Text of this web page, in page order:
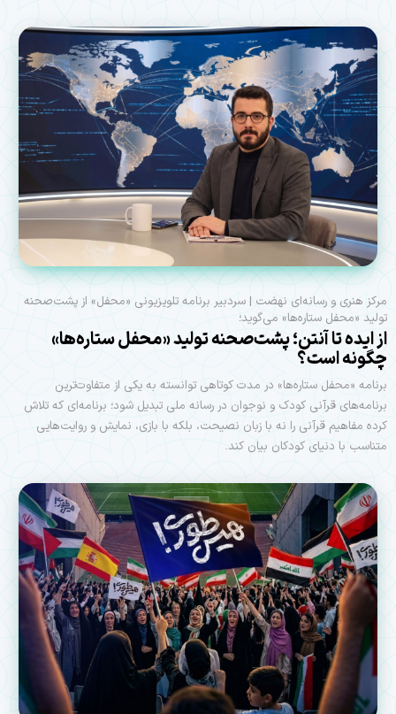
مرکز هنری و رسانه‌ای نهضت | سردبیر برنامه تلویزیونی «محفل» از پشت‌صحنه
تولید «محفل ستاره‌ها» می‌گوید؛
از ایده تا آنتن؛ پشت‌صحنه تولید «محفل ستاره‌ها»
چگونه است؟
برنامه «محفل ستاره‌ها» در مدت کوتاهی توانسته به یکی از متفاوت‌ترین
برنامه‌های قرآنی کودک و نوجوان در رسانه ملی تبدیل شود؛ برنامه‌ای که تلاش
کرده مفاهیم قرآنی را نه با زبان نصیحت، بلکه با بازی، نمایش و روایت‌هایی
متناسب با دنیای کودکان بیان کند.